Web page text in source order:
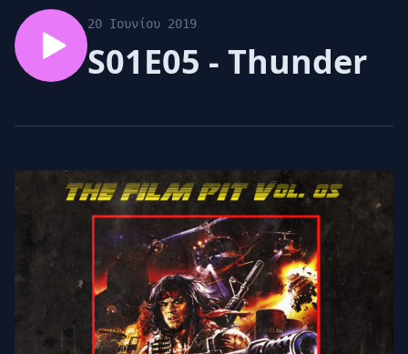
S01E05 - Thunder
20 Ιουνίου 2019